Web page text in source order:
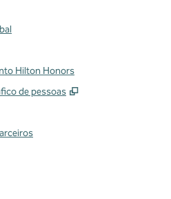
Hilton Honors
de pessoas
,